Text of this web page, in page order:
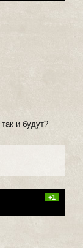
и будут?
+1